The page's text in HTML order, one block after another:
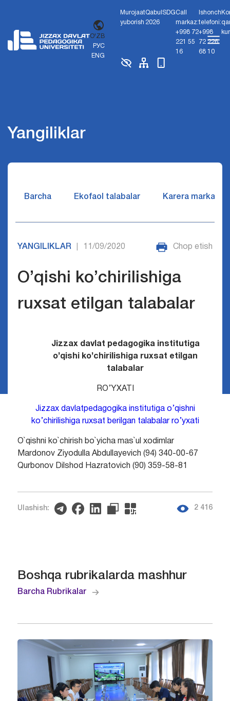
O'ZB
РУС
ENG
Murojaat
yuborish
Qabul
2026
SDGCall
markaz:
+998 72
221 55
16
Ishonch
telefoni:
+998
72 226
68 10
Yangiliklar
Barcha Ekofaol talabalar Karera markazi
YANGILIKLAR 11/09/2020 Chop etish
O’qishi ko’chirilishiga
ruxsat etilgan talabalar
Jizzax davlat pedagogika institutiga
o’qishi ko’chirilishiga ruxsat etilgan
talabalar
RO’YXATI
Jizzax davlatpedagogika institutiga o’qishni
ko’chirilishiga ruxsat berilgan talabalar ro’yxati
O`qishni ko`chirish bo`yicha mas`ul xodimlar
Mardonov Ziyodulla Abdullayevich (94) 340-00-67
Qurbonov Dilshod Hazratovich (90) 359-58-81
Ulashish: 2 416
Boshqa rubrikalarda mashhur
Barcha Rubrikalar